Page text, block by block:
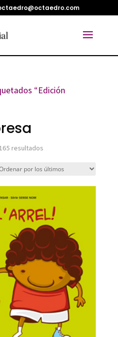
“Edición
resultadosOrdenado